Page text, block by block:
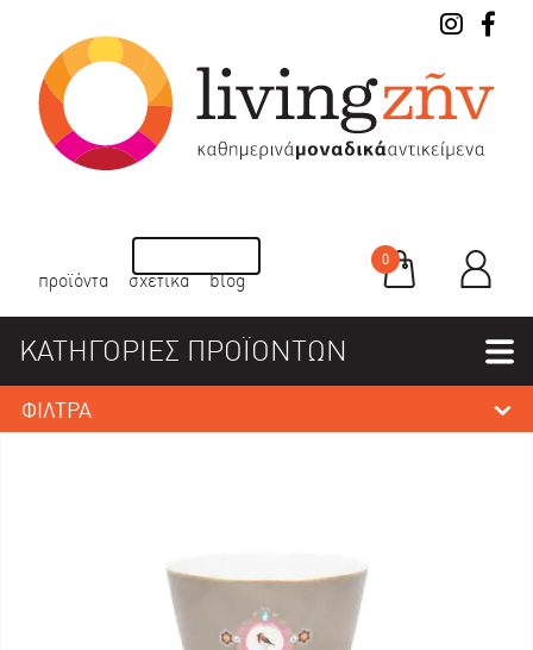
προϊόντα σχετικά blog
0
ΚΑΤΗΓΟΡΙΕΣ ΠΡΟΪΟΝΤΩΝ
ΦΙΛΤΡΑ